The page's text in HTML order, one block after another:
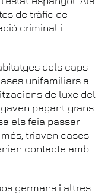
de tràfic de
criminal i
dels caps
unifamiliars a
de luxe del
pagant grans
els feia passar
triaven cases
contacte amb
germans i altres